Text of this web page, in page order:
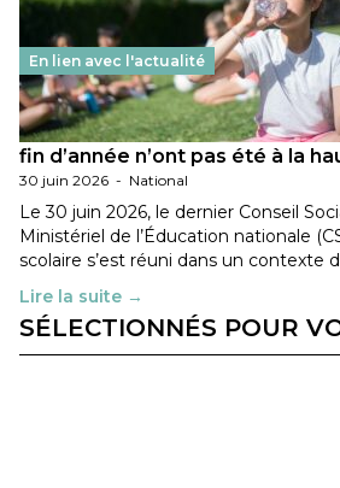
En lien avec l'actualité
Les décisions ministérielles
fin d’année n’ont pas été à la
30 juin 2026 - National
Le 30 juin 2026, le dernier Conseil
Ministériel de l’Éducation nationale
scolaire s’est réuni dans un contexte
Lire la suite →
SÉLECTIONNÉS POUR